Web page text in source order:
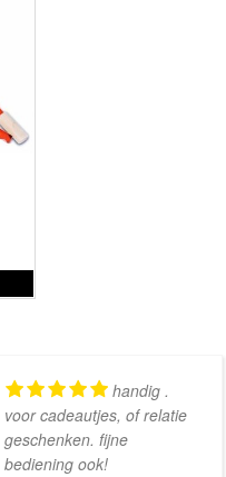
handig .
voor cadeautjes, of relatie
geschenken. fijne
bediening ook!